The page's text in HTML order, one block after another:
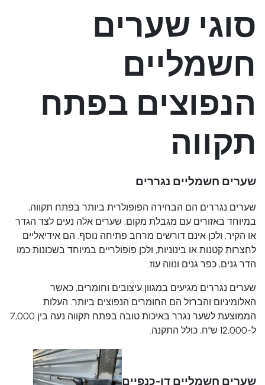
סוגי שערים
חשמליים
הנפוצים בפתח
תקווה
שערים חשמליים נגררים
שערים נגררים הם הבחירה הפופולרית ביותר בפתח תקווה,
במיוחד באזורים עם מגבלת מקום. שערים אלה נעים לצד הגדר
או הקיר, ולכן אינם דורשים מרחב פתיחה נוסף. הם אידיאליים
לחצרות קטנות או בינוניות, ולכן פופולריים במיוחד בשכונות כמו
הדר גנים, כפר גנים ונווה עוז.
שערים נגררים מגיעים במגוון עיצובים וחומרים, כאשר
האלומיניום והברזל הם החומרים הנפוצים ביותר. העלות
הממוצעת לשער נגרר באיכות טובה בפתח תקווה נעה בין 7,000
ל-12,000 ש"ח, כולל התקנה.
שערים חשמליים דו-כנפיים